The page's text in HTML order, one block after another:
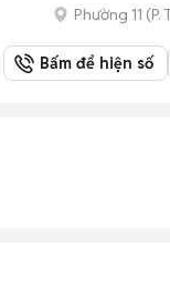
Phường 11 (P.
Bấm để hiện số